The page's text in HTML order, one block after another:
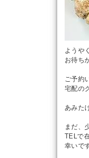
ようや
お待ち
ご予約
宅配の
あみた
まだ、
TELで
幸いで